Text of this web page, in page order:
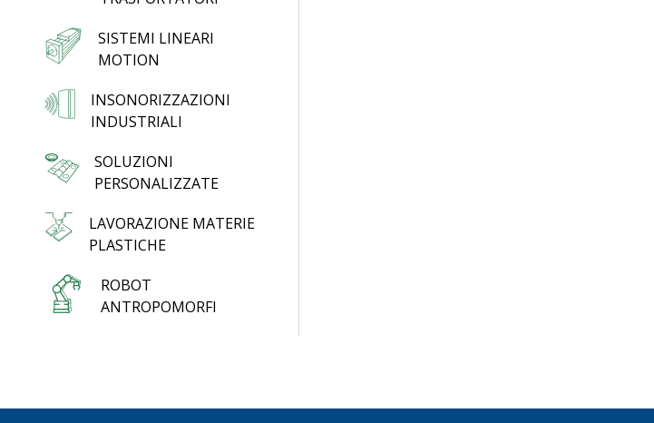
SISTEMI LINEARI
MOTION
INSONORIZZAZIONI
INDUSTRIALI
SOLUZIONI
PERSONALIZZATE
LAVORAZIONE MATERIE
PLASTICHE
ROBOT
ANTROPOMORFI